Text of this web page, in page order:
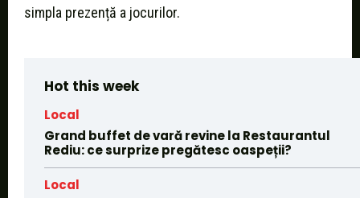
simpla prezență a jocurilor.
Hot this week
Local
Grand buffet de vară revine la Restaurantul
Rediu: ce surprize pregătesc oaspeții?
Local